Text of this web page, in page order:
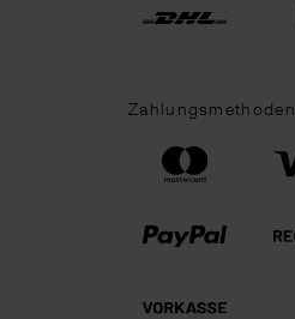
Zahlungsmethoden